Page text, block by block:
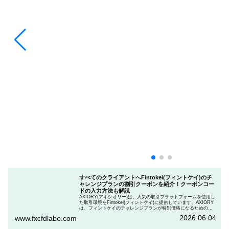
すべてのクライアントへFintokei(フィントケイ)のチ
ャレンジプランの割引クーポンを紹介！クーポンコー
ドの入力方法も解説
AXIORY(アキシオリー)は、人気の取引プラットフォームを使用し
た取引環境をFintokei(フィントケイ)に提供しています。AXIORY
は、フィントケイのチャレンジプランが特別価格になるためのク
ランを申し込むときのクーポンコードを入力して割引にする方法
www.fxcfdlabo.com 2026.06.04